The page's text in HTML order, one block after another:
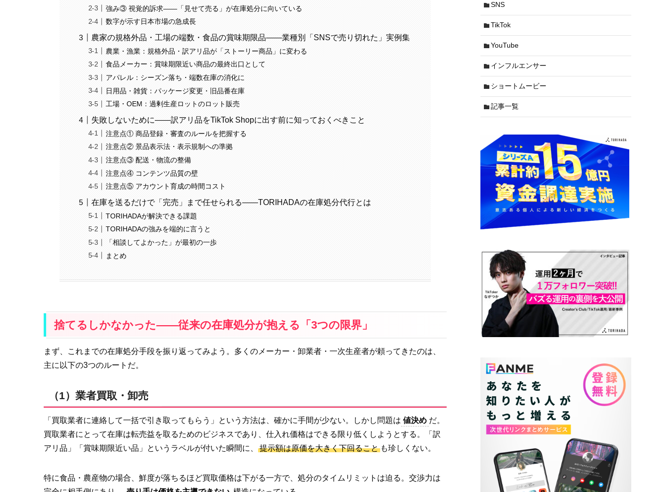
強み③ 視覚的訴求——「見せて売る」が在庫処分に向いている
数字が示す日本市場の急成長
農家の規格外品・工場の端数・食品の賞味期限品——業種別「SNSで売り切れた」実例集
農業・漁業：規格外品・訳アリ品が「ストーリー商品」に変わる
食品メーカー：賞味期限近い商品の最終出口として
アパレル：シーズン落ち・端数在庫の消化に
日用品・雑貨：パッケージ変更・旧品番在庫
工場・OEM：過剰生産ロットのロット販売
失敗しないために——訳アリ品をTikTok Shopに出す前に知っておくべきこと
注意点① 商品登録・審査のルールを把握する
注意点② 景品表示法・表示規制への準拠
注意点③ 配送・物流の整備
注意点④ コンテンツ品質の壁
注意点⑤ アカウント育成の時間コスト
在庫を送るだけで「完売」まで任せられる——TORIHADAの在庫処分代行とは
TORIHADAが解決できる課題
TORIHADAの強みを端的に言うと
「相談してよかった」が最初の一歩
まとめ
捨てるしかなかった——従来の在庫処分が抱える「3つの限界」
まず、これまでの在庫処分手段を振り返ってみよう。多くのメーカー・卸業者・一次生産者が頼ってきたのは、
主に以下の3つのルートだ。
（1）業者買取・卸売
「買取業者に連絡して一括で引き取ってもらう」という方法は、確かに手間が少ない。しかし問題は 値決め だ。
買取業者にとって在庫は転売益を取るためのビジネスであり、仕入れ価格はできる限り低くしようとする。「訳
アリ品」「賞味期限近い品」というラベルが付いた瞬間に、
提示額は原価を大きく下回ること も珍しくない。
特に食品・農産物の場合、鮮度が落ちるほど買取価格は下がる一方で、処分のタイムリミットは迫る。交渉力は
SNS
TikTok
YouTube
インフルエンサー
ショートムービー
記事一覧